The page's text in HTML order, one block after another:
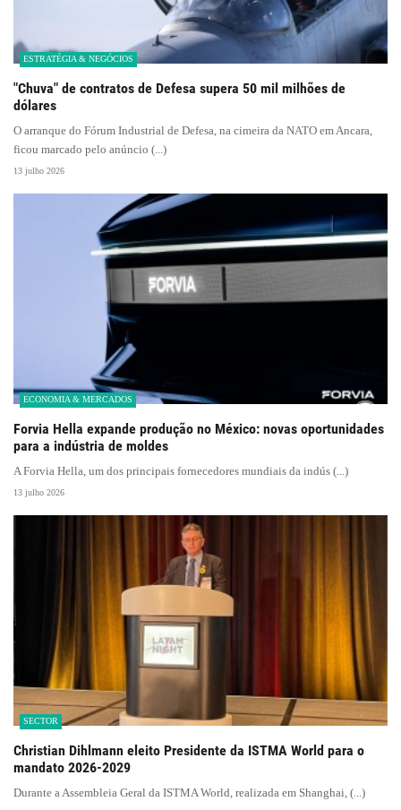
ESTRATÉGIA & NEGÓCIOS
"Chuva" de contratos de Defesa supera 50 mil milhões de
dólares
O arranque do Fórum Industrial de Defesa, na cimeira da NATO em Ancara,
ficou marcado pelo anúncio (...)
13 julho 2026
ECONOMIA & MERCADOS
Forvia Hella expande produção no México: novas oportunidades
para a indústria de moldes
A Forvia Hella, um dos principais fornecedores mundiais da indús (...)
13 julho 2026
SECTOR
Christian Dihlmann eleito Presidente da ISTMA World para o
mandato 2026-2029
Durante a Assembleia Geral da ISTMA World, realizada em Shanghai, (...)